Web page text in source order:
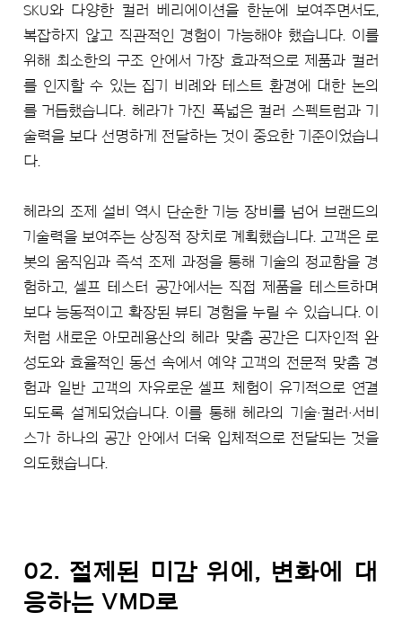
SKU와 다양한 컬러 베리에이션을 한눈에 보여주면서도,
복잡하지 않고 직관적인 경험이 가능해야 했습니다. 이를
위해 최소한의 구조 안에서 가장 효과적으로 제품과 컬러
를 인지할 수 있는 집기 비례와 테스트 환경에 대한 논의
를 거듭했습니다. 헤라가 가진 폭넓은 컬러 스펙트럼과 기
술력을 보다 선명하게 전달하는 것이 중요한 기준이었습니
다.
헤라의 조제 설비 역시 단순한 기능 장비를 넘어 브랜드의
기술력을 보여주는 상징적 장치로 계획했습니다. 고객은 로
봇의 움직임과 즉석 조제 과정을 통해 기술의 정교함을 경
험하고, 셀프 테스터 공간에서는 직접 제품을 테스트하며
보다 능동적이고 확장된 뷰티 경험을 누릴 수 있습니다. 이
처럼 새로운 아모레용산의 헤라 맞춤 공간은 디자인적 완
성도와 효율적인 동선 속에서 예약 고객의 전문적 맞춤 경
험과 일반 고객의 자유로운 셀프 체험이 유기적으로 연결
되도록 설계되었습니다. 이를 통해 헤라의 기술·컬러·서비
스가 하나의 공간 안에서 더욱 입체적으로 전달되는 것을
의도했습니다.
02. 절제된 미감 위에, 변화에 대
응하는 VMD로